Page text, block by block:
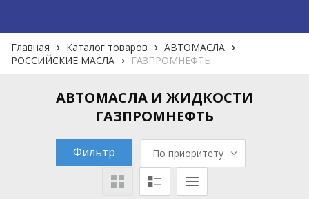
Главная Каталог товаров
АВТОМАСЛА
РОССИЙСКИЕ МАСЛА
ГАЗПРОМНЕФТЬ
АВТОМАСЛА И ЖИДКОСТИ
ГАЗПРОМНЕФТЬ
Фильтр По приоритету